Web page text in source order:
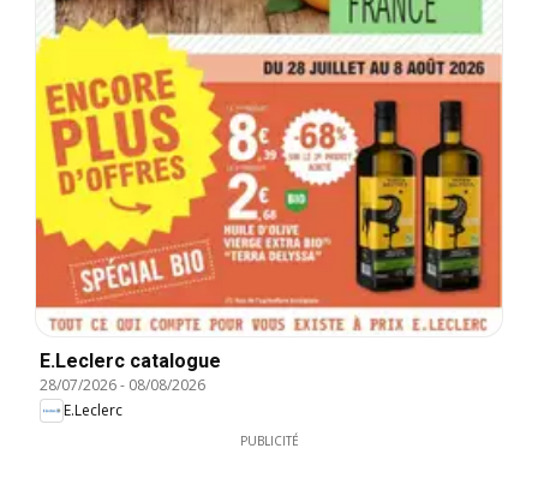
E.Leclerc catalogue
28/07/2026- 08/08/2026
E.Leclerc
PUBLICITÉ